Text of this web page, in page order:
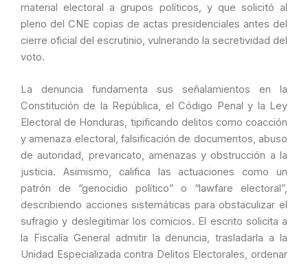
material electoral a grupos políticos, y que solicitó al
pleno del CNE copias de actas presidenciales antes del
cierre oficial del escrutinio, vulnerando la secretividad del
voto.
La denuncia fundamenta sus señalamientos en la
Constitución de la República, el Código Penal y la Ley
Electoral de Honduras, tipificando delitos como coacción
y amenaza electoral, falsificación de documentos, abuso
de autoridad, prevaricato, amenazas y obstrucción a la
justicia. Asimismo, califica las actuaciones como un
patrón de “genocidio político” o “lawfare electoral”,
describiendo acciones sistemáticas para obstaculizar el
sufragio y deslegitimar los comicios. El escrito solicita a
la Fiscalía General admitir la denuncia, trasladarla a la
Unidad Especializada contra Delitos Electorales, ordenar